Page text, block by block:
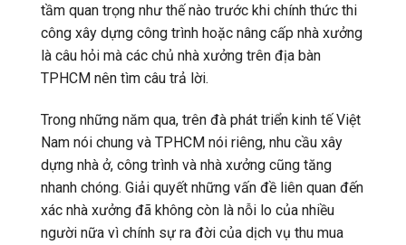
tầm quan trọng như thế nào trước khi chính thức thi
công xây dựng công trình hoặc nâng cấp nhà xưởng
là câu hỏi mà các chủ nhà xưởng trên địa bàn
TPHCM nên tìm câu trả lời.
Trong những năm qua, trên đà phát triển kinh tế Việt
Nam nói chung và TPHCM nói riêng, nhu cầu xây
dựng nhà ở, công trình và nhà xưởng cũng tăng
nhanh chóng. Giải quyết những vấn đề liên quan đến
xác nhà xưởng đã không còn là nỗi lo của nhiều
người nữa vì chính sự ra đời của dịch vụ thu mua